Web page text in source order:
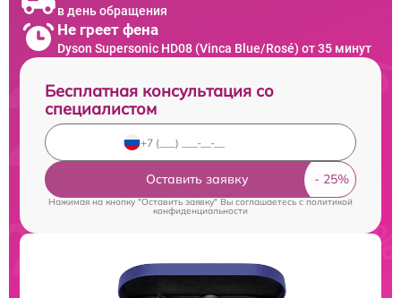
в день обращения
Не греет фена
Dyson Supersonic HD08 (Vinca Blue/Rosé) от 35 минут
Бесплатная консультация со
специалистом
Оставить заявку
Нажимая на кнопку "Оставить заявку" Вы соглашаетесь cполитикой
конфиденциальности